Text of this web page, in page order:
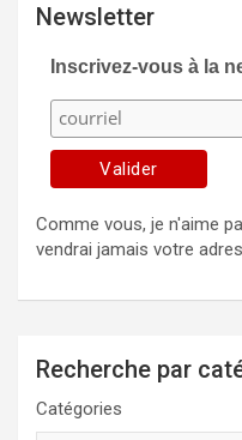
Newsletter
Inscrivez-vous à la
Comme vous, je n'aime
vendrai jamais votre
Recherche par
Catégories